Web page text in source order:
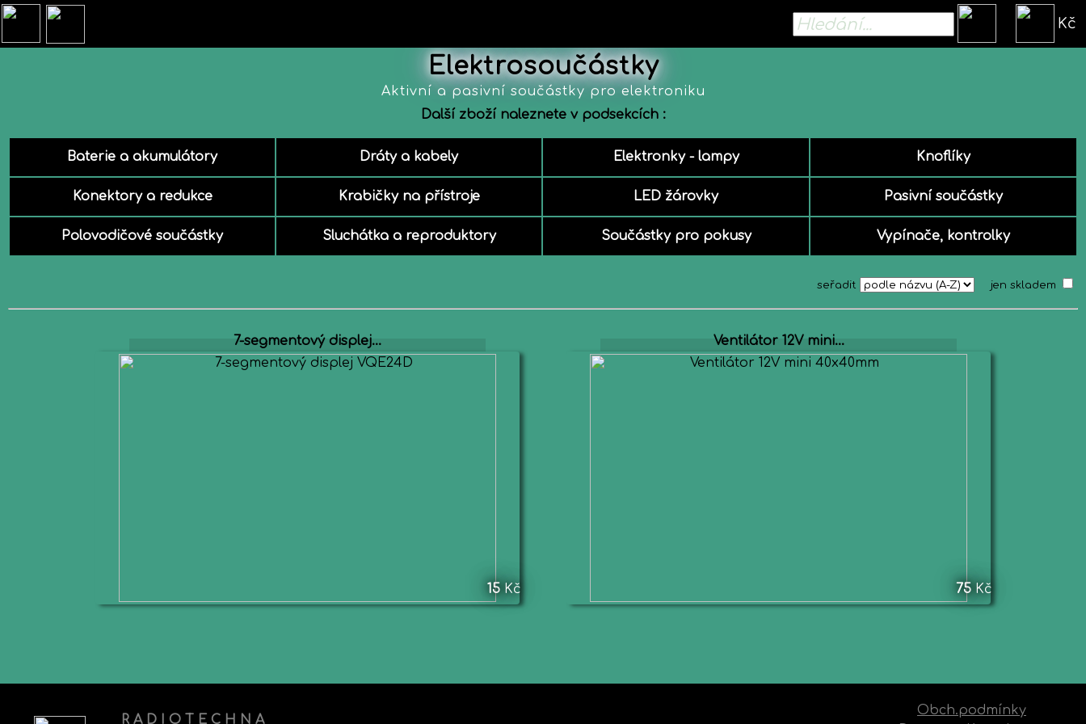
Kč
Elektrosoučástky
Aktivní a pasivní součástky pro elektroniku
Další zboží naleznete v podsekcích :
Baterie a akumulátory Dráty a kabely Elektronky - lampy Knoflíky
Konektory a redukce Krabičky na přístroje LED žárovky Pasivní součástky
Polovodičové součástky Sluchátka a reproduktory Součástky pro pokusy Vypínače, kontrolky
seřadit jen skladem
7-segmentový displej...
15 Kč
Ventilátor 12V mini...
75 Kč
R A D I O T E C H N A
Obch.podmínky